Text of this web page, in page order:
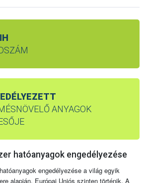
ANYAGOK
hatóanyagok engedélyezése
engedélyezése a világ egyik
alapján, Európai Uniós szinten történik. A